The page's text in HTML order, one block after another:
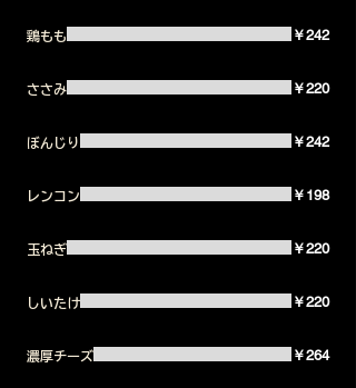
鶏もも ￥242
ささみ ￥220
ぼんじり ￥242
レンコン ￥198
玉ねぎ ￥220
しいたけ ￥220
濃厚チーズ ￥264